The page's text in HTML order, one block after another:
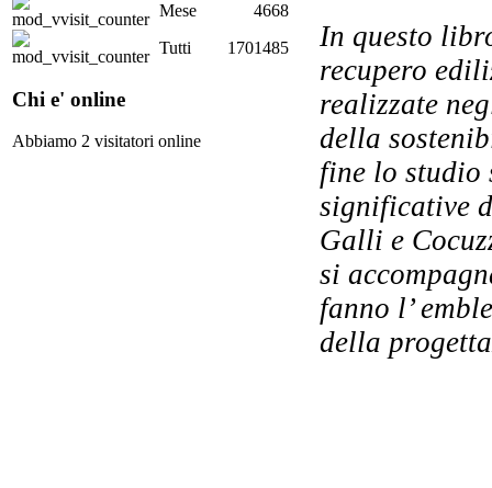
Mese
4668
Tutti
1701485
Chi e' online
Abbiamo 2 visitatori online
In questo
recupero
realizzate
della
fine lo studio
significative
Galli e
si
fanno l’
della